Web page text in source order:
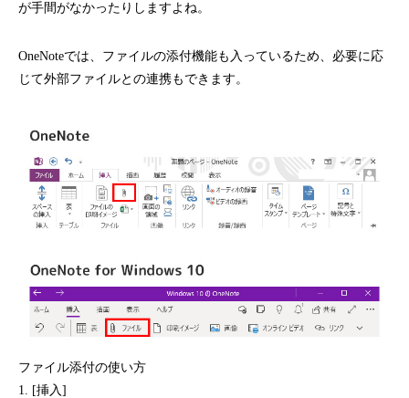
が手間がなかったりしますよね。
OneNoteでは、ファイルの添付機能も入っているため、必要に応
じて外部ファイルとの連携もできます。
ファイル添付の使い方
1. [挿入]